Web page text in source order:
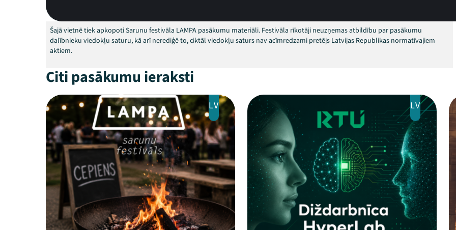
Šajā vietnē tiek apkopoti Sarunu festivāla LAMPA pasākumu materiāli. Festivāla rīkotāji neuzņemas atbildību par pasākumu
dalībnieku viedokļu saturu, kā arī nerediģē to, ciktāl viedokļu saturs nav acīmredzami pretējs Latvijas Republikas normatīvajiem
aktiem.
Citi pasākumu ieraksti
LV LV